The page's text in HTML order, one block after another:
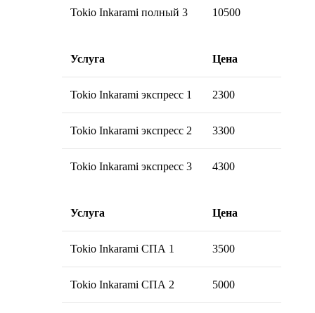
Tokio Inkarami полный 3 10500
Услуга Цена
Tokio Inkarami экспресс 1 2300
Tokio Inkarami экспресс 2 3300
Tokio Inkarami экспресс 3 4300
Услуга Цена
Tokio Inkarami СПА 1 3500
Tokio Inkarami СПА 2 5000